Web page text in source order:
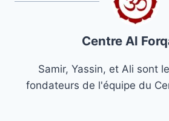
Centre Al
Samir, Yassin, et Ali sont
fondateurs de l'équipe du